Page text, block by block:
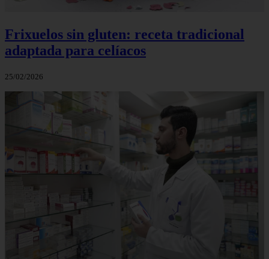
Frixuelos sin gluten: receta tradicional
adaptada para celíacos
25/02/2026